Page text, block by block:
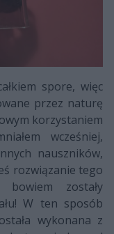
spore, więc
przez naturę
korzystaniem
wcześniej,
nauszników,
rozwiązanie tego
zostały
W ten sposób
wykonana z